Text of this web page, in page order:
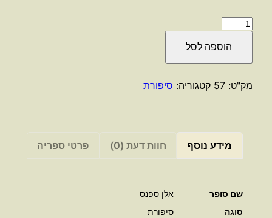
כמות
הארץ
הטהורה
/
הוספה לסל
מק"ט: 57 קטגוריה: סיפורת
מידע נוסף חוות דעת (0) פרטי ספריה
שם סופר
אלן ספנס
סוגה
סיפורת